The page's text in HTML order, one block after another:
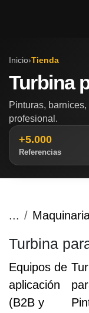
Inicio›Tienda
Turbina
Pinturas,
profesional.
+5.000
Referencias
...
Turbina
Equipos de
aplicación
(B2B y